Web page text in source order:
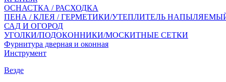
ОСНАСТКА / РАСХОДКА
ПЕНА / КЛЕЯ / ГЕРМЕТИКИ/УТЕПЛИТЕЛЬ
САД И ОГОРОД
УГОЛКИ/ПОДОКОННИКИ/МОСКИТНЫЕ СЕТКИ
Фурнитура дверная и оконная
Инструмент
Везде